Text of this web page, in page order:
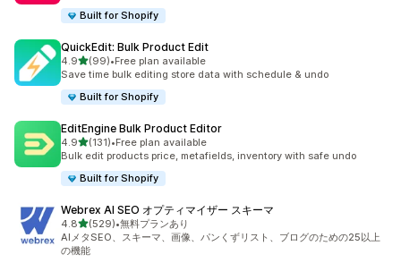
Built for Shopify
QuickEdit: Bulk Product Edit
4.95つ星中
(99)
合計レビュー数：99件
•Free plan available
Save time bulk editing store data with schedule & undo
Built for Shopify
EditEngine Bulk Product Editor
4.95つ星中
(131)
合計レビュー数：131件
•Free plan available
Bulk edit products price, metafields, inventory with safe undo
Built for Shopify
Webrex AI SEO オプティマイザー スキーマ
4.85つ星中
(529)
合計レビュー数：529件
•無料プランあり
AIメタSEO、スキーマ、画像、パンくずリスト、ブログのための25以上
の機能